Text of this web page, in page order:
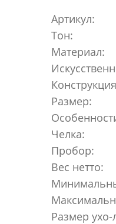
Артикул:
Тон:
Материал:
Размер:
Челка:
Пробор:
Вес нетто:
Размер ухо-